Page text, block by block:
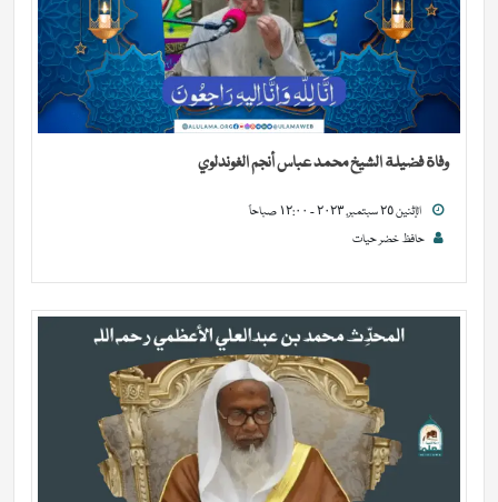
وفاة فضيلة الشيخ محمد عباس أنجم الغوندلوي
الإثنين ٢٥ سبتمبر, ٢٠٢٣ - ١٢:٠٠ صباحاً
حافظ خضر حیات